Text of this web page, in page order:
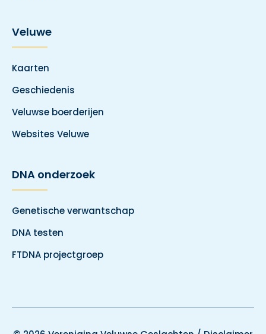
Veluwe
Kaarten
Geschiedenis
Veluwse boerderijen
Websites Veluwe
DNA onderzoek
Genetische verwantschap
DNA testen
FTDNA projectgroep